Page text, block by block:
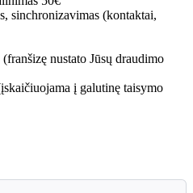
sinchronizavimas (kontaktai,
nustato Jūsų draudimo
į galutinę taisymo